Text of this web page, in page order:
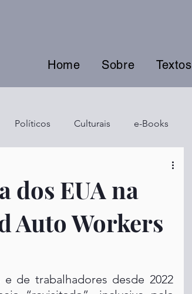
Home Sobre Textos
Políticos Culturais e-Books
dos EUA na
Auto Workers
de trabalhadores desde 2022